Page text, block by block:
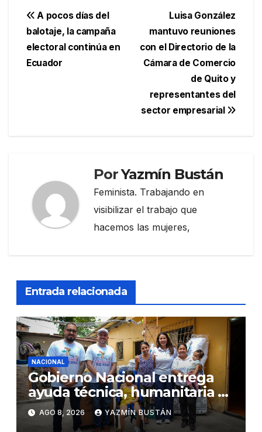
Navegación
de
entradas
Luisa González
mantuvo reuniones
con el Directorio de la
Cámara de Comercio
de Quito y
representantes del
sector empresarial
A pocos días del
balotaje, la campaña
electoral continúa en
Ecuador
PorYazmín Bustán
Feminista. Trabajando en
visibilizar el trabajo que
hacemos las mujeres,
Entrada relacionada
NACIONAL
Gobierno Nacional entrega
ayuda técnica, humanitaria y
Bono Joaquín Gallegos Lara a
familia en situación de
AGO 8, 2026 YAZMÍN BUSTÁN